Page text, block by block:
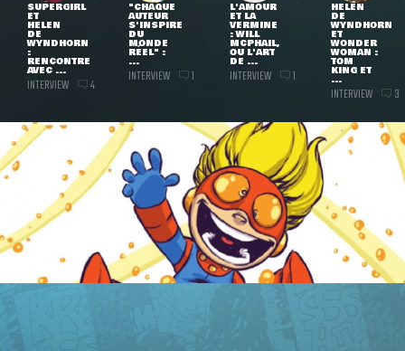
SUPERGIRL
ET
HELEN
DE
WYNDHORN
:
RENCONTRE
AVEC ...
INTERVIEW 4
"CHAQUE
AUTEUR
S'INSPIRE
DU
MONDE
RÉEL" :
...
INTERVIEW 1
L'AMOUR
ET LA
VERMINE
: WILL
MCPHAIL,
OU L'ART
DE ...
INTERVIEW 1
HELEN
DE
WYNDHORN
ET
WONDER
WOMAN :
TOM
KING ET
...
INTERVIEW 3